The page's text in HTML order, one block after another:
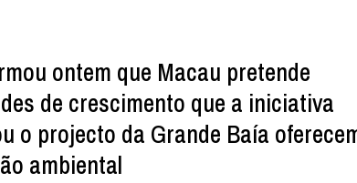
ontem que Macau pretende
de crescimento que a iniciativa
o projecto da Grande Baía
ambiental